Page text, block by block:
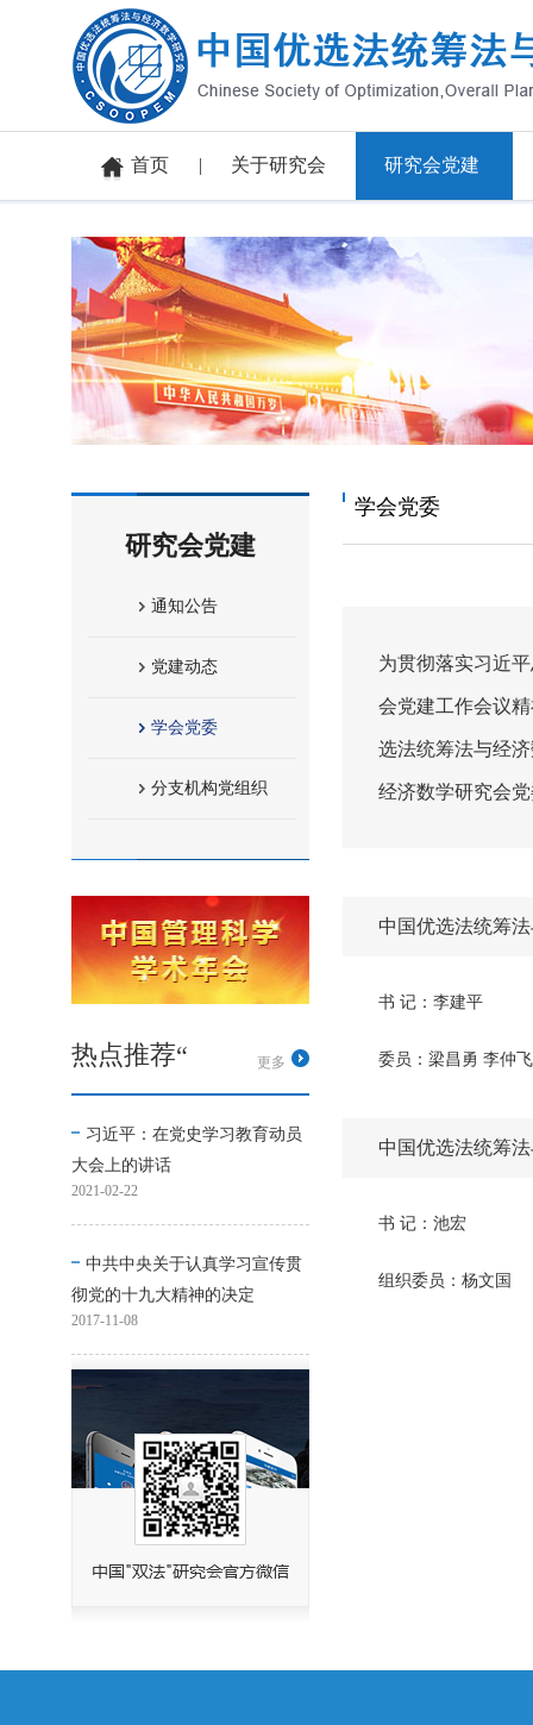
首页 关于研究会 研究会党建
研究会党建
通知公告
党建动态
学会党委
分支机构党组织
热点推荐“ 更多
习近平：在党史学习教育动员
大会上的讲话
2021-02-22
中共中央关于认真学习宣传贯
彻党的十九大精神的决定
2017-11-08
学会党委
为贯彻落实习近
会党建工作会议
选法统筹法与经
经济数学研究会
中国优选法统筹
书 记：李建平
委员：梁昌勇 李仲
中国优选法统筹
书 记：池宏
组织委员：杨文国